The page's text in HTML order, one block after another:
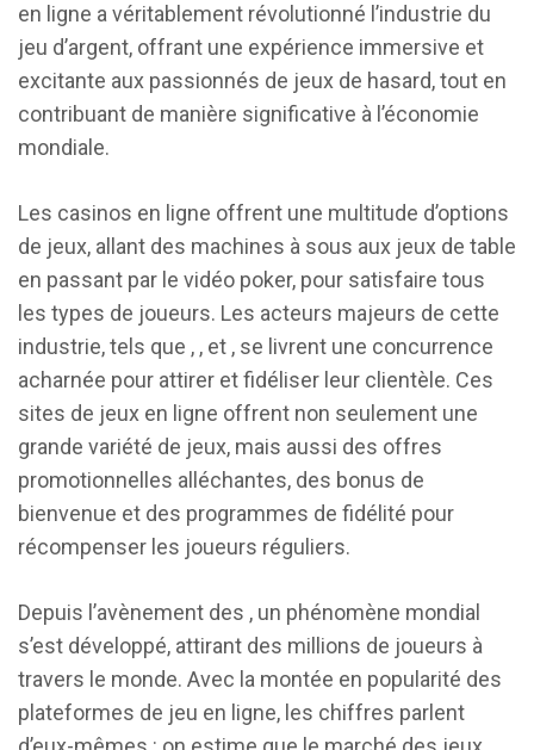
en ligne a véritablement révolutionné l’industrie du
jeu d’argent, offrant une expérience immersive et
excitante aux passionnés de jeux de hasard, tout en
contribuant de manière significative à l’économie
mondiale.
Les casinos en ligne offrent une multitude d’options
de jeux, allant des machines à sous aux jeux de table
en passant par le vidéo poker, pour satisfaire tous
les types de joueurs. Les acteurs majeurs de cette
industrie, tels que , , et , se livrent une concurrence
acharnée pour attirer et fidéliser leur clientèle. Ces
sites de jeux en ligne offrent non seulement une
grande variété de jeux, mais aussi des offres
promotionnelles alléchantes, des bonus de
bienvenue et des programmes de fidélité pour
récompenser les joueurs réguliers.
Depuis l’avènement des , un phénomène mondial
s’est développé, attirant des millions de joueurs à
travers le monde. Avec la montée en popularité des
plateformes de jeu en ligne, les chiffres parlent